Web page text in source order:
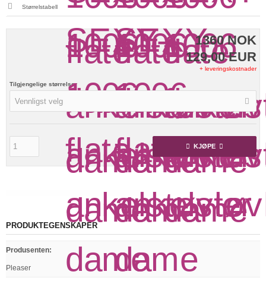
1360 NOK
129,00 EUR
+ leveringskostnader
Tilgjengelige størrelser
Vennligst velg
KJØPE
Størrelstabell
PRODUKTEGENSKAPER
Produsenten:
Pleaser